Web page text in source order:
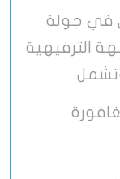
في جولة
الترفيهية
: